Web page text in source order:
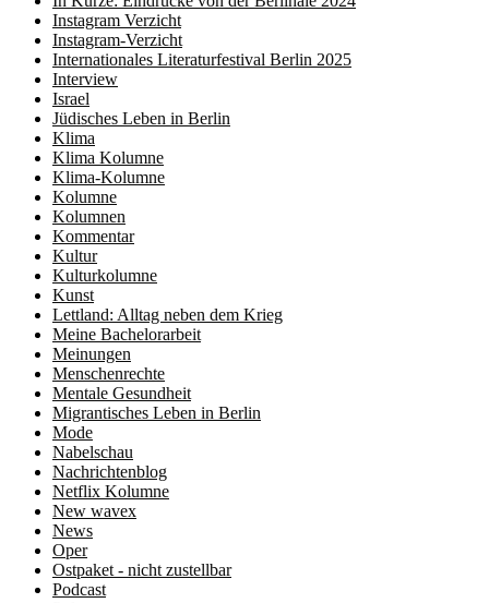
Instagram Verzicht
Instagram-Verzicht
Internationales Literaturfestival Berlin 2025
Interview
Israel
Jüdisches Leben in Berlin
Klima
Klima Kolumne
Klima-Kolumne
Kolumne
Kolumnen
Kommentar
Kultur
Kulturkolumne
Kunst
Lettland: Alltag neben dem Krieg
Meine Bachelorarbeit
Meinungen
Menschenrechte
Mentale Gesundheit
Migrantisches Leben in Berlin
Mode
Nabelschau
Nachrichtenblog
Netflix Kolumne
New wavex
News
Oper
Ostpaket - nicht zustellbar
Podcast